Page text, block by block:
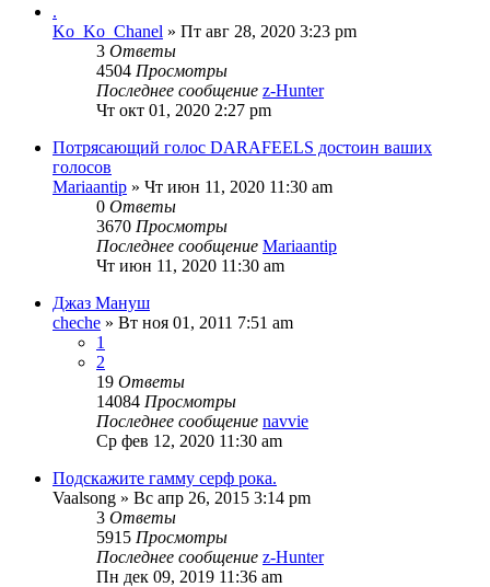
.
Ko_Ko_Chanel » Пт авг 28, 2020 3:23 pm
3 Ответы
4504 Просмотры
Последнее сообщение z-Hunter
Чт окт 01, 2020 2:27 pm
Потрясающий голос DARAFEELS достоин ваших
голосов
Mariaantip » Чт июн 11, 2020 11:30 am
0 Ответы
3670 Просмотры
Последнее сообщение Mariaantip
Чт июн 11, 2020 11:30 am
Джаз Мануш
cheche » Вт ноя 01, 2011 7:51 am
1
2
19 Ответы
14084 Просмотры
Последнее сообщение navvie
Ср фев 12, 2020 11:30 am
Подскажите гамму серф рока.
Vaalsong » Вс апр 26, 2015 3:14 pm
3 Ответы
5915 Просмотры
Последнее сообщение z-Hunter
Пн дек 09, 2019 11:36 am